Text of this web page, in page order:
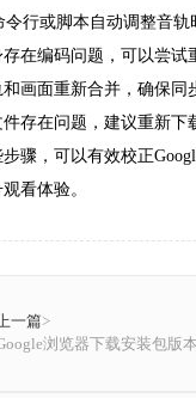
行或脚本自动调整音轨
在编码问题，可以尝试
画面重新合并，确保同
存在问题，建议重新下
骤，可以有效校正
看体验。
一篇>
浏览器下载安装包版